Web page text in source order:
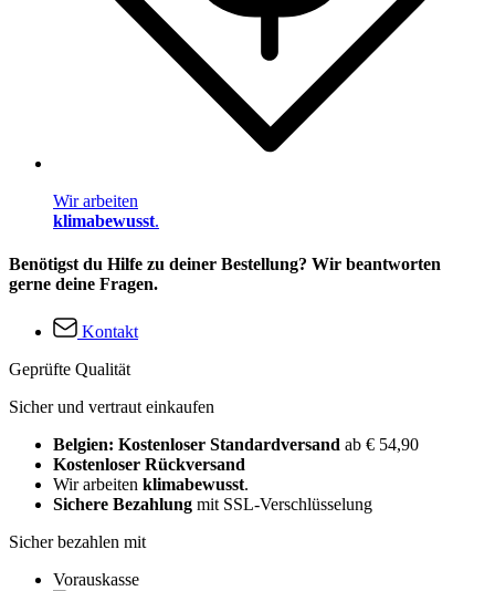
Wir arbeiten
klimabewusst.
Benötigst du Hilfe zu deiner Bestellung? Wir beantworten
gerne deine Fragen.
Kontakt
Geprüfte Qualität
Sicher und vertraut einkaufen
Belgien: Kostenloser Standardversand ab € 54,90
Kostenloser Rückversand
Wir arbeiten klimabewusst.
Sichere Bezahlung mit SSL-Verschlüsselung
Sicher bezahlen mit
Vorauskasse